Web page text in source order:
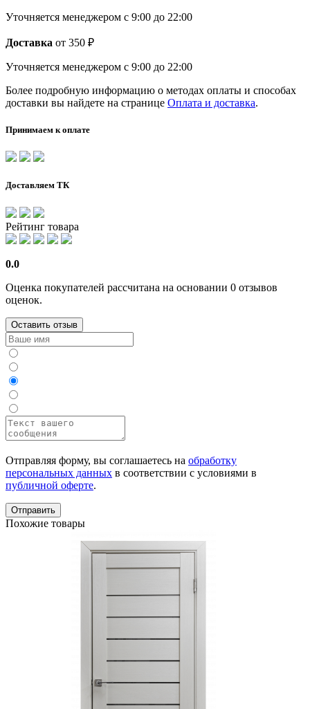
Уточняется менеджером с 9:00 до 22:00
Доставка от 350 ₽
Уточняется менеджером с 9:00 до 22:00
Более подробную информацию о методах оплаты и способах
доставки вы найдете на странице Оплата и доставка.
Принимаем к оплате
Доставляем ТК
Рейтинг товара
0.0
Оценка покупателей рассчитана на основании 0 отзывов
оценок.
Оставить отзыв
Отправляя форму, вы соглашаетесь на обработку
персональных данных в соответствии с условиями в
публичной оферте.
Отправить
Похожие товары